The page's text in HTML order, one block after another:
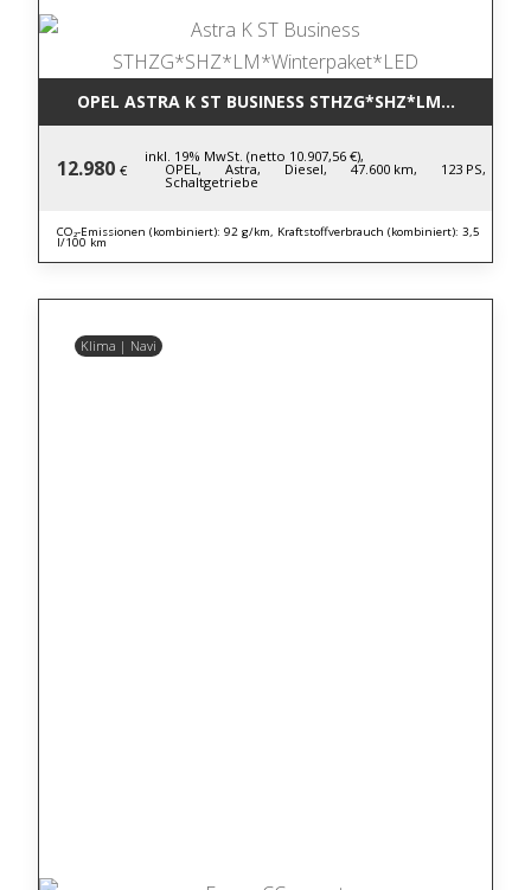
OPEL ASTRA K ST BUSINESS
12.980 €
inkl. 19% MwSt. (netto 10.907,56 €),
OPEL, Astra, Diesel, 47.600 km, 123 PS,
Schaltgetriebe
CO₂-Emissionen (kombiniert): 92 g/km, Kraftstoffverbrauch (kombiniert): 3,5
l/100 km
Klima | Navi